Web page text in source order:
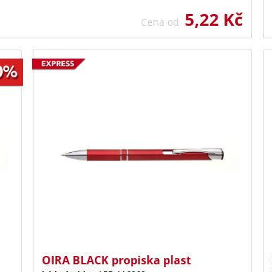
Cena od 5,22 Kč
OIRA BLACK propiska plast